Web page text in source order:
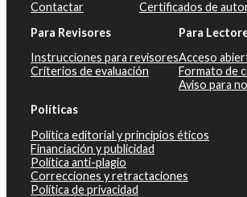
Contactar
Certificados de
Para Revisores
Instrucciones para revisores
Criterios de evaluación
Para
Acceso
Formato de
Aviso para
Políticas
Política editorial y principios éticos
Financiación y publicidad
Política anti-plagio
Correcciones y retractaciones
Política de privacidad